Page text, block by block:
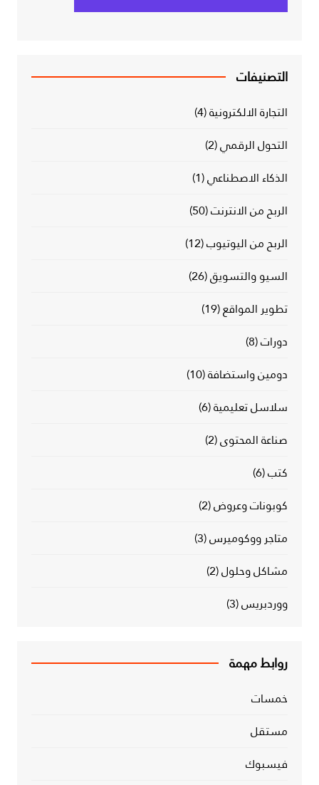
التصنيفات
التجارة الالكترونية(4)
التحول الرقمي(2)
الذكاء الاصطناعي(1)
الربح من الانترنت(50)
الربح من اليوتيوب(12)
السيو والتسويق(26)
تطوير المواقع(19)
دورات(8)
دومين واستضافة(10)
سلاسل تعليمية(6)
صناعة المحتوى(2)
كتب(6)
كوبونات وعروض(2)
متاجر ووكوميرس(3)
مشاكل وحلول(2)
ووردبريس(3)
روابط مهمة
خمسات
مستقل
فيسبوك